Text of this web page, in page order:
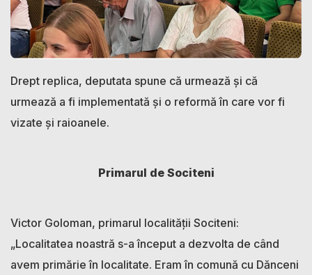
Drept replica, deputata spune că urmează și că
urmează a fi implementată și o reformă în care vor fi
vizate și raioanele.
Primarul de Sociteni
Victor Goloman, primarul localității Sociteni:
„Localitatea noastră s-a început a dezvolta de când
avem primărie în localitate. Eram în comună cu Dănceni